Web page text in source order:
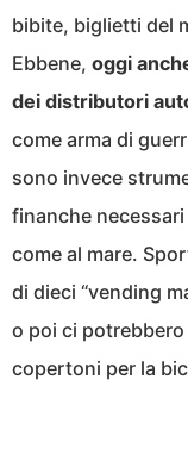
bibite, biglietti del
Ebbene, oggi
dei distributori
come arma di
sono invece
finanche
come al mare.
di dieci “vending
o poi ci potrebbero
copertoni per la